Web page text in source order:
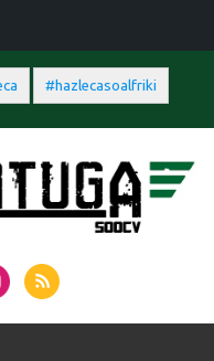
#hazlecasoalfriki